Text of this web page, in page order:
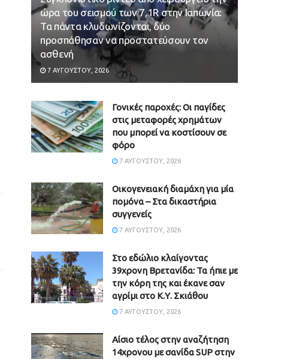
ώρα του σεισμού των 7,1R στην Ιαπωνία:
Τα πάντα κλυδωνίζονται, δύο
προσπάθησαν να προστατεύσουν τον
ασθενή
7 ΑΥΓΟΎΣΤΟΥ, 2026
Γονικές παροχές: Οι παγίδες
στις μεταφορές χρημάτων
που μπορεί να κοστίσουν σε
φόρο
7 ΑΥΓΟΎΣΤΟΥ, 2026
Οικογενειακή διαμάχη για μία
πομόνα – Στα δικαστήρια
συγγενείς
7 ΑΥΓΟΎΣΤΟΥ, 2026
Στο εδώλιο κλαίγοντας
39χρονη Βρετανίδα: Τα ήπιε με
την κόρη της και έκανε σαν
αγρίμι στο Κ.Υ. Σκιάθου
7 ΑΥΓΟΎΣΤΟΥ, 2026
Αίσιο τέλος στην αναζήτηση
14χρονου με σανίδα SUP στην